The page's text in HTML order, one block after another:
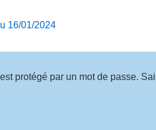
16/01/2024
protégé par un mot de passe.